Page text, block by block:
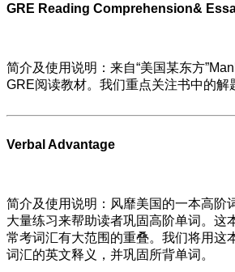
GRE Reading Comprehension&
简介及使用说明：来自“美国某东方
GRE阅读教材。我们重点关注书中的解
Verbal Advantage
简介及使用说明：风靡美国的一本高阶
大量练习来帮助读者巩固高阶单词。这
常考词汇有大范围的重叠。我们将用这
词汇的英文释义，并巩固所背单词。